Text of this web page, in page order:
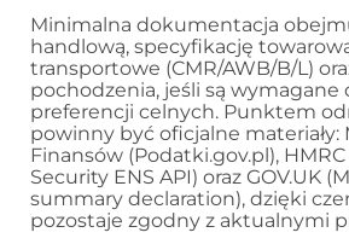
Minimalna dokumentacja
handlową, specyfikację
transportowe (CMR/AWB/B/L)
pochodzenia, jeśli są wymagane
preferencji celnych. Punktem
powinny być oficjalne
Finansów (Podatki.gov.pl),
Security ENS API) oraz GOV.UK
summary declaration), dzięki
pozostaje zgodny z aktualnymi